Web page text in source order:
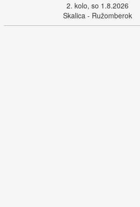
2. kolo, so 1.8.2026
Skalica - Ružomberok